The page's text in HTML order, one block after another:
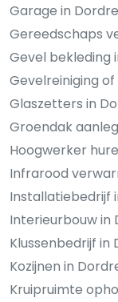
Garage in
Gereedschaps
Gevel bekleding
Gevelreiniging
Glaszetters in
Groendak
Hoogwerker
Infrarood
Installatiebedrijf
Interieurbouw in
Klussenbedrijf in
Kozijnen in
Kruipruimte